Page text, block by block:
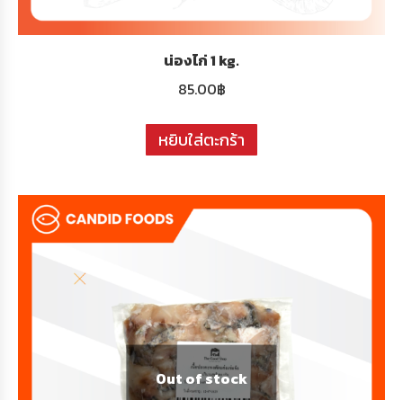
น่องไก่ 1 kg.
85.00฿
หยิบใส่ตะกร้า
Out of stock